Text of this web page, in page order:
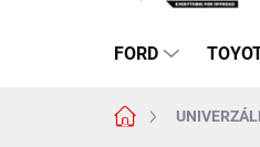
FORD
Domov